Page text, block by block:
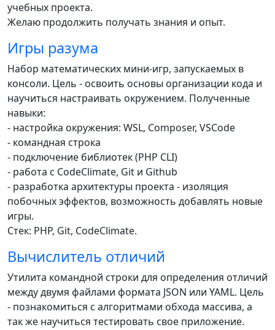
учебных проекта.
Желаю продолжить получать знания и опыт.
Игры разума
Набор математических мини-игр, запускаемых в
консоли. Цель - освоить основы организации кода и
научиться настраивать окружением. Полученные
навыки:
- настройка окружения: WSL, Composer, VSCode
- командная строка
- подключение библиотек (PHP CLI)
- работа с CodeClimate, Git и Github
- разработка архитектуры проекта - изоляция
побочных эффектов, возможность добавлять новые
игры.
Стек: PHP, Git, CodeClimate.
Вычислитель отличий
Утилита командной строки для определения отличий
между двумя файлами формата JSON или YAML. Цель
- познакомиться с алгоритмами обхода массива, а
так же научиться тестировать свое приложение.